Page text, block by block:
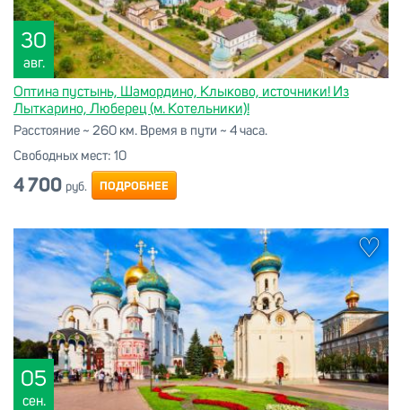
30
авг.
Оптина пустынь, Шамордино, Клыково, источники! Из
Лыткарино, Люберец (м. Котельники)!
Расстояние ~ 260 км. Время в пути ~ 4 часа.
Свободных мест: 10
4 700 руб. ПОДРОБНЕЕ
05
сен.